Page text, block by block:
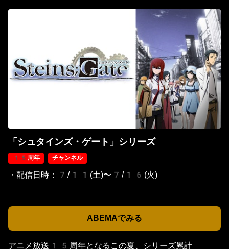
「シュタインズ・ゲート」シリーズ
15周年 チャンネル
・配信日時：7/11(土)〜7/16(火)
ABEMAでみる
アニメ放送15周年となるこの夏、シリーズ累計